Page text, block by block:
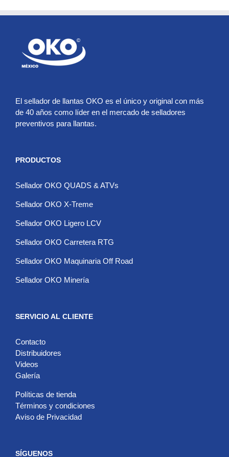
El sellador de llantas OKO es el único y original con más
de 40 años como líder en el mercado de selladores
preventivos para llantas.
PRODUCTOS
Sellador OKO QUADS & ATVs
Sellador OKO X-Treme
Sellador OKO Ligero LCV
Sellador OKO Carretera RTG
Sellador OKO Maquinaria Off Road
Sellador OKO Minería
SERVICIO AL CLIENTE
Contacto
Distribuidores
Videos
Galería
Políticas de tienda
Términos y condiciones
Aviso de Privacidad
SÍGUENOS